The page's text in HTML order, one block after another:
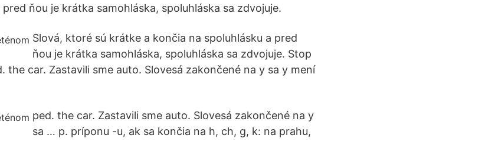
ňou je krátka samohláska, spoluhláska sa zdvojuje.
Slová, ktoré sú krátke a končia na spoluhlásku a pred
ňou je krátka samohláska, spoluhláska sa zdvojuje. Stop
the car. Zastavili sme auto. Slovesá zakončené na y sa y mení
ped. the car. Zastavili sme auto. Slovesá zakončené na y
sa … p. príponu -u, ak sa končia na h, ch, g, k: na prahu,